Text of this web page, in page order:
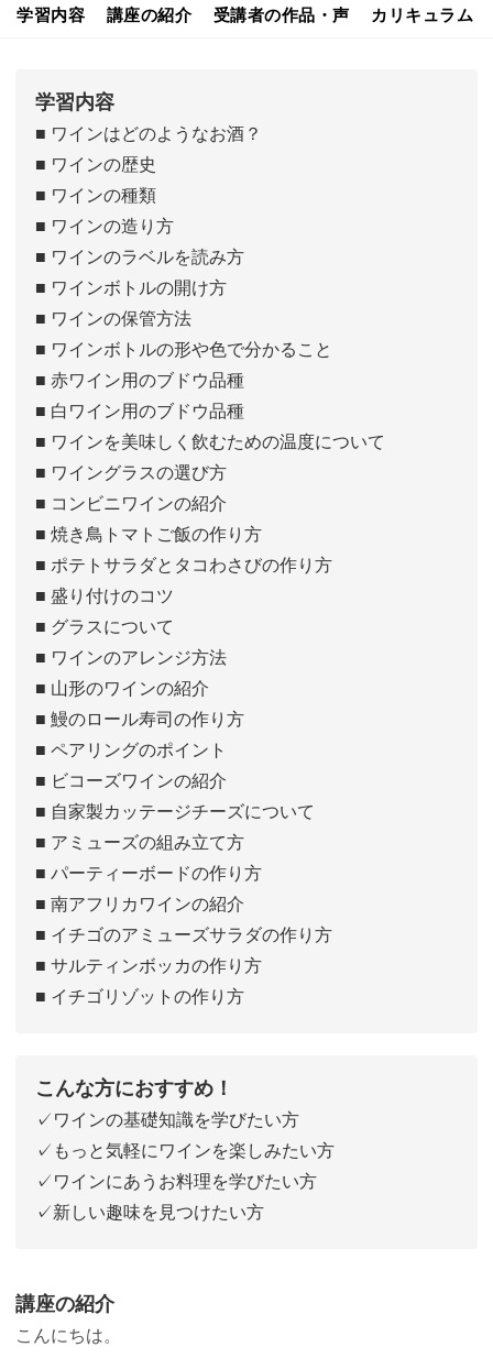
学習内容 講座の紹介 受講者の作品・声 カリキュラム
学習内容
■ ワインはどのようなお酒？
■ ワインの歴史
■ ワインの種類
■ ワインの造り方
■ ワインのラベルを読み方
■ ワインボトルの開け方
■ ワインの保管方法
■ ワインボトルの形や色で分かること
■ 赤ワイン用のブドウ品種
■ 白ワイン用のブドウ品種
■ ワインを美味しく飲むための温度について
■ ワイングラスの選び方
■ コンビニワインの紹介
■ 焼き鳥トマトご飯の作り方
■ ポテトサラダとタコわさびの作り方
■ 盛り付けのコツ
■ グラスについて
■ ワインのアレンジ方法
■ 山形のワインの紹介
■ 鰻のロール寿司の作り方
■ ペアリングのポイント
■ ビコーズワインの紹介
■ 自家製カッテージチーズについて
■ アミューズの組み立て方
■ パーティーボードの作り方
■ 南アフリカワインの紹介
■ イチゴのアミューズサラダの作り方
■ サルティンボッカの作り方
■ イチゴリゾットの作り方
こんな方におすすめ！
✓ワインの基礎知識を学びたい方
✓もっと気軽にワインを楽しみたい方
✓ワインにあうお料理を学びたい方
✓新しい趣味を見つけたい方
講座の紹介
こんにちは。